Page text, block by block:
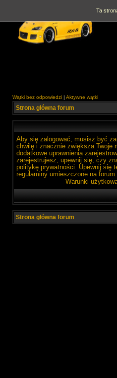
Wątki bez odpowiedzi | Aktywne wątki
Strona główna forum
Aby się zalogować, musisz być
chwilę i znacznie zwiększa Twoje
dodatkowe uprawnienia
zarejestrujesz, upewnij się, czy
politykę prywatności. Upewnij się
regulaminy umieszczone na forum.
Warunki
Strona główna forum
Ta